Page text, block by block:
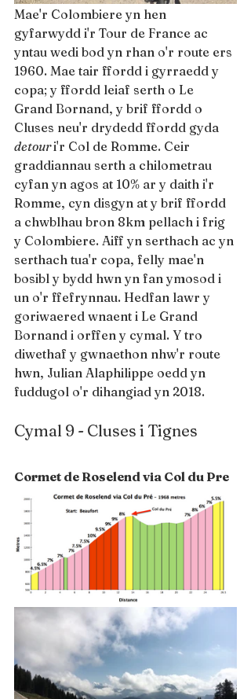
Mae'r Colombiere yn hen
gyfarwydd i'r Tour de France ac
yntau wedi bod yn rhan o'r route ers
1960. Mae tair ffordd i gyrraedd y
copa; y ffordd leiaf serth o Le
Grand Bornand, y brif ffordd o
Cluses neu'r drydedd ffordd gyda
detour i'r Col de Romme. Ceir
graddiannau serth a chilometrau
cyfan yn agos at 10% ar y daith i'r
Romme, cyn disgyn at y brif ffordd
a chwblhau bron 8km pellach i frig
y Colombiere. Aiff yn serthach ac yn
serthach tua'r copa, felly mae'n
bosibl y bydd hwn yn fan ymosod i
un o'r ffefrynnau. Hedfan lawr y
goriwaered wnaent i Le Grand
Bornand i orffen y cymal. Y tro
diwethaf y gwnaethon nhw'r route
hwn, Julian Alaphilippe oedd yn
fuddugol o'r dihangiad yn 2018.
Cymal 9 - Cluses i Tignes
Cormet de Roselend via Col du Pre